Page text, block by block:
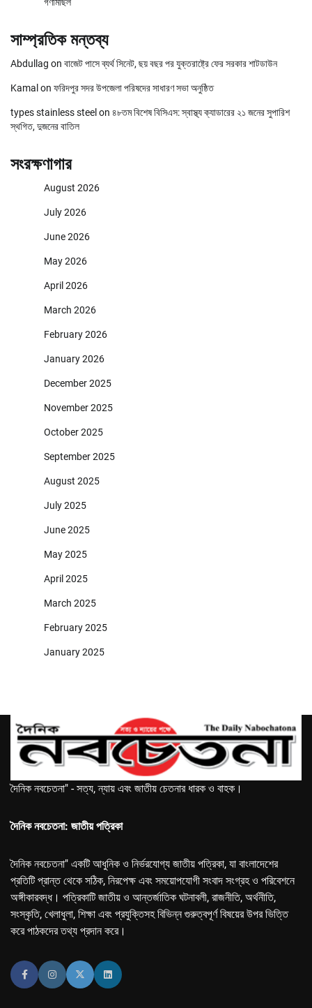
গণমিছিল
সাম্প্রতিক মন্তব্য
Abdullag on বাজেট পাসে ব্যর্থ সিনেট, ছয় বছর পর যুক্তরাষ্ট্রে ফের সরকার শাটডাউন
Kamal on ফরিদপুর সদর উপজেলা পরিষদের সাধারণ সভা অনুষ্ঠিত
types stainless steel on ৪৮তম বিশেষ বিসিএস: স্বাস্থ্য ক্যাডারের ২১ জনের সুপারিশ
স্থগিত, দুজনের বাতিল
সংরক্ষণাগার
August 2026
July 2026
June 2026
May 2026
April 2026
March 2026
February 2026
January 2026
December 2025
November 2025
October 2025
September 2025
August 2025
July 2025
June 2025
May 2025
April 2025
March 2025
February 2025
January 2025
দৈনিক নবচেতনা" - সত্য, ন্যায় এবং জাতীয় চেতনার ধারক ও বাহক।
দৈনিক নবচেতনা: জাতীয় পত্রিকা
দৈনিক নবচেতনা" একটি আধুনিক ও নির্ভরযোগ্য জাতীয় পত্রিকা, যা বাংলাদেশের
প্রতিটি প্রান্ত থেকে সঠিক, নিরপেক্ষ এবং সময়োপযোগী সংবাদ সংগ্রহ ও পরিবেশনে
অঙ্গীকারবদ্ধ। পত্রিকাটি জাতীয় ও আন্তর্জাতিক ঘটনাবলী, রাজনীতি, অর্থনীতি,
সংস্কৃতি, খেলাধুলা, শিক্ষা এবং প্রযুক্তিসহ বিভিন্ন গুরুত্বপূর্ণ বিষয়ের উপর ভিত্তি
করে পাঠকদের তথ্য প্রদান করে।